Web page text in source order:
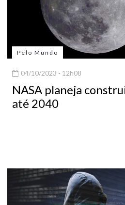
Pelo Mundo
04/10/2023 - 12h08
NASA planeja
até 2040